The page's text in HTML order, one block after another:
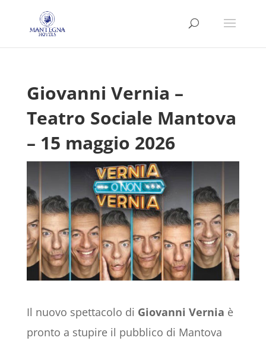
Giovanni Vernia –
Teatro Sociale Mantova
– 15 maggio 2026
Il nuovo spettacolo di Giovanni Vernia è
pronto a stupire il pubblico di Mantova